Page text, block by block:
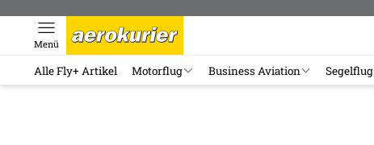
Menü
Alle Fly+ Artikel Motorflug Business Aviation Segelflug